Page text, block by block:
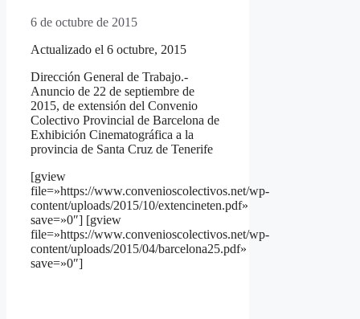
6 de octubre de 2015
Actualizado el 6 octubre, 2015
Dirección General de Trabajo.-
Anuncio de 22 de septiembre de
2015, de extensión del Convenio
Colectivo Provincial de Barcelona de
Exhibición Cinematográfica a la
provincia de Santa Cruz de Tenerife
[gview
file=»https://www.convenioscolectivos.net/wp-
content/uploads/2015/10/extencineten.pdf»
save=»0″] [gview
file=»https://www.convenioscolectivos.net/wp-
content/uploads/2015/04/barcelona25.pdf»
save=»0″]